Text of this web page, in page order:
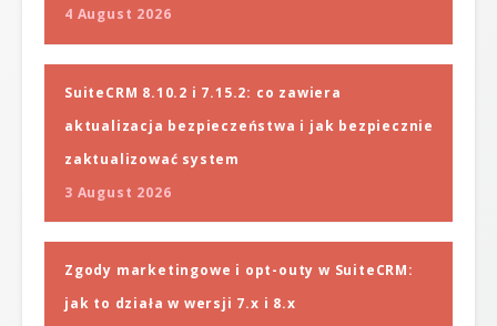
4 August 2026
SuiteCRM 8.10.2 i 7.15.2: co zawiera
aktualizacja bezpieczeństwa i jak bezpiecznie
zaktualizować system
3 August 2026
Zgody marketingowe i opt-outy w SuiteCRM:
jak to działa w wersji 7.x i 8.x